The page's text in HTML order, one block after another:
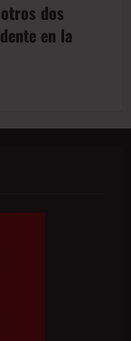
dos
en la